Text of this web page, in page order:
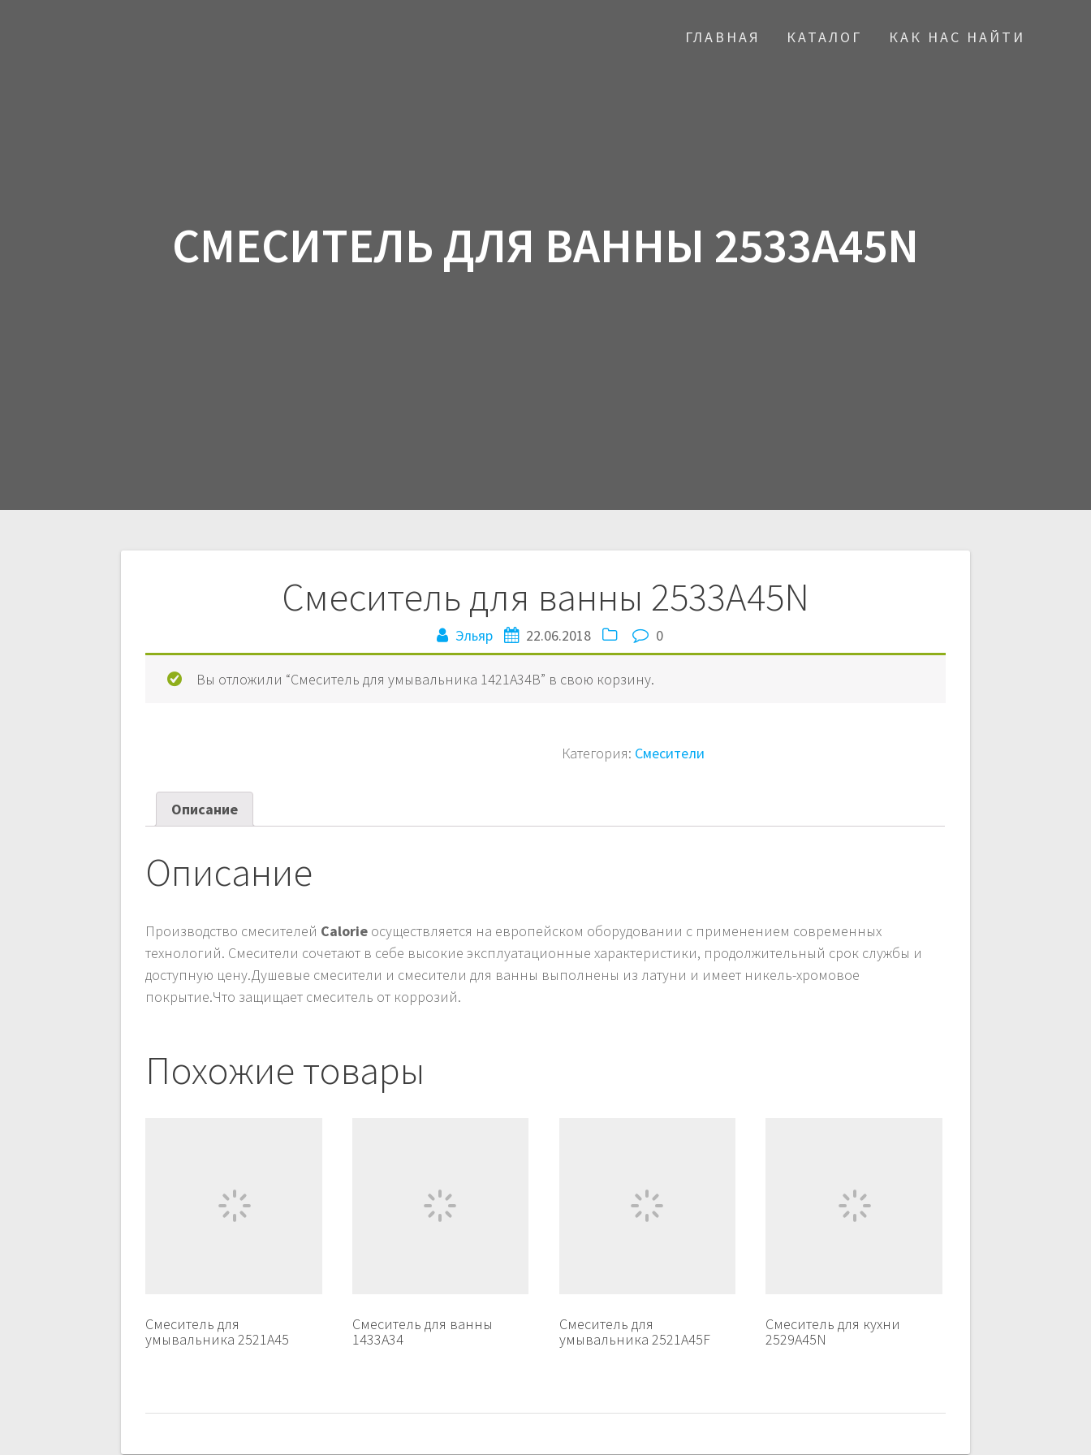
ГЛАВНАЯ КАТАЛОГ КАК НАС НАЙТИ
СМЕСИТЕЛЬ ДЛЯ ВАННЫ 2533A45N
Смеситель для ванны 2533A45N
Эльяр 22.06.2018 0
Вы отложили “Смеситель для умывальника 1421A34B” в свою корзину.
Категория: Смесители
Описание
Описание
Производство смесителей Calorie осуществляется на европейском оборудовании с применением современных
технологий. Смесители сочетают в себе высокие эксплуатационные характеристики, продолжительный срок службы и
доступную цену.Душевые смесители и смесители для ванны выполнены из латуни и имеет никель-хромовое
покрытие.Что защищает смеситель от коррозий.
Похожие товары
Смеситель для
умывальника 2521А45
Смеситель для ванны
1433A34
Смеситель для
умывальника 2521A45F
Смеситель для кухни
2529A45N
Навигация
по
записям